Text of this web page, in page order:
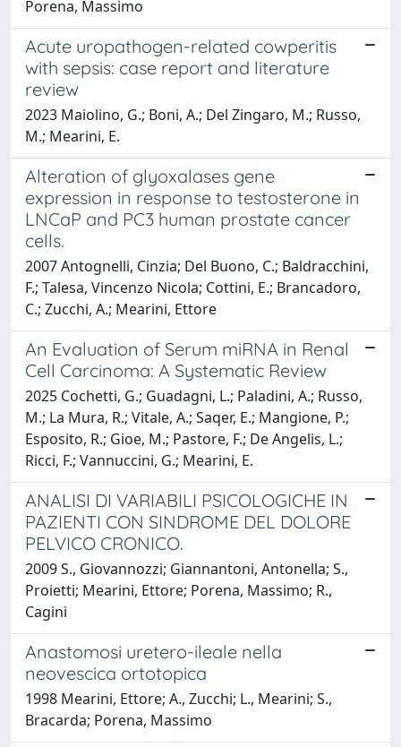
Porena, Massimo
Acute uropathogen-related cowperitis
with sepsis: case report and literature
review
2023 Maiolino, G.; Boni, A.; Del Zingaro, M.; Russo,
M.; Mearini, E.
Alteration of glyoxalases gene
expression in response to testosterone in
LNCaP and PC3 human prostate cancer
cells.
2007 Antognelli, Cinzia; Del Buono, C.; Baldracchini,
F.; Talesa, Vincenzo Nicola; Cottini, E.; Brancadoro,
C.; Zucchi, A.; Mearini, Ettore
An Evaluation of Serum miRNA in Renal
Cell Carcinoma: A Systematic Review
2025 Cochetti, G.; Guadagni, L.; Paladini, A.; Russo,
M.; La Mura, R.; Vitale, A.; Saqer, E.; Mangione, P.;
Esposito, R.; Gioe, M.; Pastore, F.; De Angelis, L.;
Ricci, F.; Vannuccini, G.; Mearini, E.
ANALISI DI VARIABILI PSICOLOGICHE IN
PAZIENTI CON SINDROME DEL DOLORE
PELVICO CRONICO.
2009 S., Giovannozzi; Giannantoni, Antonella; S.,
Proietti; Mearini, Ettore; Porena, Massimo; R.,
Cagini
Anastomosi uretero-ileale nella
neovescica ortotopica
1998 Mearini, Ettore; A., Zucchi; L., Mearini; S.,
Bracarda; Porena, Massimo